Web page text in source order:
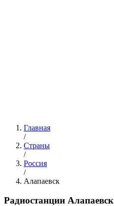
Главная
/
Страны
/
Россия
/
Алапаевск
Радиостанции Алапаевск